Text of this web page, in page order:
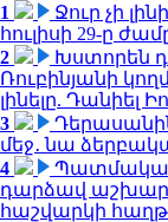
1
Ջուր չի
հուլիսի 29-ը
2
Խստորեն
Ռուբինյանի
լինելը. Դանիել
3
մեջ․ նա
4
դարձավ
հաշվարկի